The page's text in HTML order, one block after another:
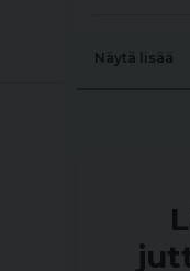
Näytä lisää